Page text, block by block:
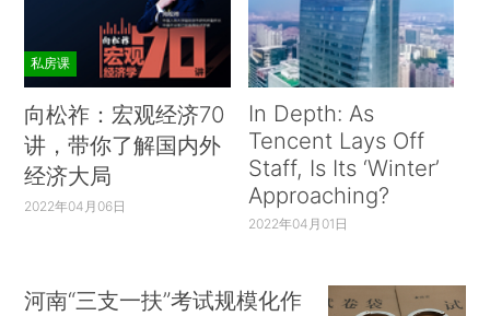
私房课
向松祚：宏观经济70
讲，带你了解国内外
经济大局
2022年04月06日
In Depth: As
Tencent Lays Off
Staff, Is Its ‘Winter’
Approaching?
2022年04月01日
河南“三支一扶”考试规模化作